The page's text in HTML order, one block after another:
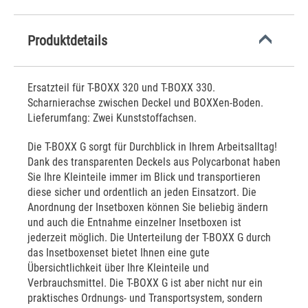
Produktdetails
Ersatzteil für T-BOXX 320 und T-BOXX 330.
Scharnierachse zwischen Deckel und BOXXen-Boden.
Lieferumfang: Zwei Kunststoffachsen.
Die T-BOXX G sorgt für Durchblick in Ihrem Arbeitsalltag!
Dank des transparenten Deckels aus Polycarbonat haben
Sie Ihre Kleinteile immer im Blick und transportieren
diese sicher und ordentlich an jeden Einsatzort. Die
Anordnung der Insetboxen können Sie beliebig ändern
und auch die Entnahme einzelner Insetboxen ist
jederzeit möglich. Die Unterteilung der T-BOXX G durch
das Insetboxenset bietet Ihnen eine gute
Übersichtlichkeit über Ihre Kleinteile und
Verbrauchsmittel. Die T-BOXX G ist aber nicht nur ein
praktisches Ordnungs- und Transportsystem, sondern